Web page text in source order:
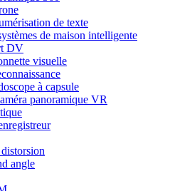
de texte
de maison intelligente
DV
visuelle
à capsule
panoramique VR
angle